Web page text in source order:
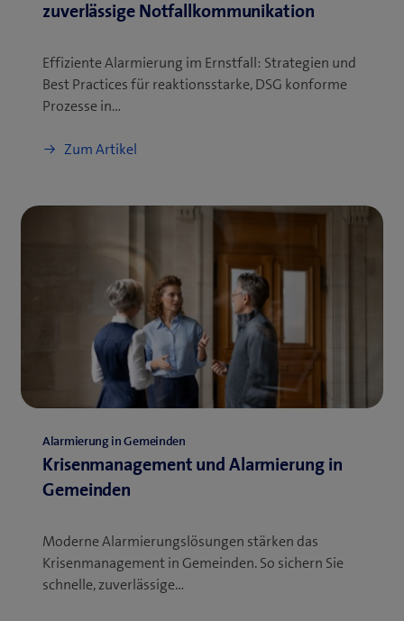
zuverlässige Notfallkommunikation
Effiziente Alarmierung im Ernstfall: Strategien und
Best Practices für reaktionsstarke, DSG konforme
Prozesse in…
Zum Artikel
Alarmierung in Gemeinden
Krisenmanagement und Alarmierung in
Gemeinden
Moderne Alarmierungslösungen stärken das
Krisenmanagement in Gemeinden. So sichern Sie
schnelle, zuverlässige…